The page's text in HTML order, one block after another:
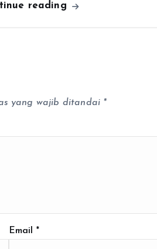
reading
yang wajib ditandai *
Email *